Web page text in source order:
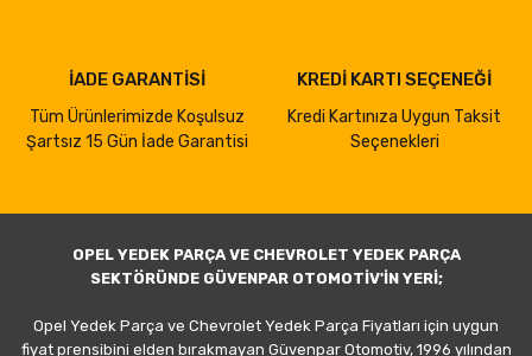
İADE GARANTİSİ
Tüm Ürünlerimizde Koşulsuz
Şartsız 15 Gün İade Garantisi
KREDİ KARTI SEÇENEĞİ
Kredi Kartınıza Uygun Taksit
Seçenekleri
OPEL YEDEK PARÇA VE CHEVROLET YEDEK PARÇA
SEKTÖRÜNDE GÜVENPAR OTOMOTİV'İN YERİ;
Opel Yedek Parça ve Chevrolet Yedek Parça Fiyatları için uygun
fiyat prensibini elden bırakmayan Güvenpar Otomotiv, 1996 yılından